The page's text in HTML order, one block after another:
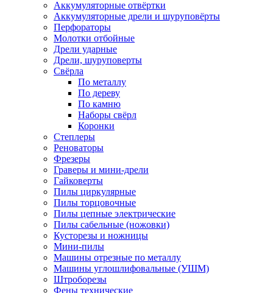
Аккумуляторные отвёртки
Аккумуляторные дрели и шуруповёрты
Перфораторы
Молотки отбойные
Дрели ударные
Дрели, шуруповерты
Свёрла
По металлу
По дереву
По камню
Наборы свёрл
Коронки
Степлеры
Реноваторы
Фрезеры
Граверы и мини-дрели
Гайковерты
Пилы циркулярные
Пилы торцовочные
Пилы цепные электрические
Пилы сабельные (ножовки)
Кусторезы и ножницы
Мини-пилы
Машины отрезные по металлу
Машины углошлифовальные (УШМ)
Штроборезы
Фены технические